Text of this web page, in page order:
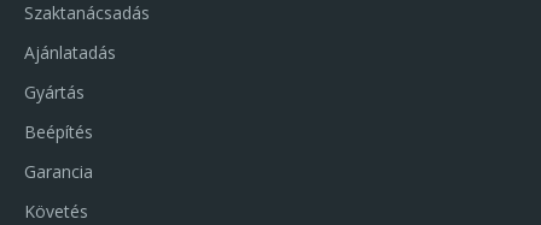
Szaktanácsadás
Ajánlatadás
Gyártás
Beépítés
Garancia
Követés